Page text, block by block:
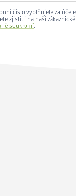
číslo vyplňujete za
zjistit i na naší
soukromí.